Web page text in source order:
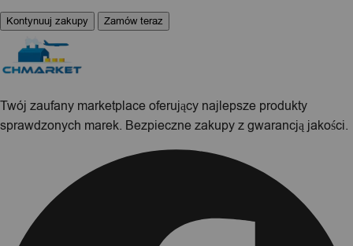
Kontynuuj zakupy Zamów teraz
Twój zaufany marketplace oferujący najlepsze produkty
sprawdzonych marek. Bezpieczne zakupy z gwarancją jakości.